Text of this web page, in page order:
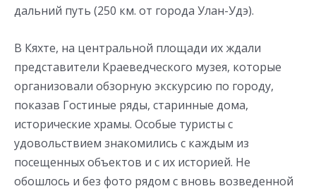
дальний путь (250 км. от города Улан-Удэ).
В Кяхте, на центральной площади их ждали
представители Краеведческого музея, которые
организовали обзорную экскурсию по городу,
показав Гостиные ряды, старинные дома,
исторические храмы. Особые туристы с
удовольствием знакомились с каждым из
посещенных объектов и с их историей. Не
обошлось и без фото рядом с вновь возведенной